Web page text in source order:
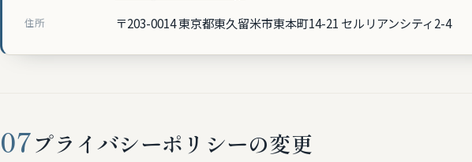
住所 〒203-0014 東京都東久留米市東本町14-21 セルリアンシティ2-4
07プライバシーポリシーの変更